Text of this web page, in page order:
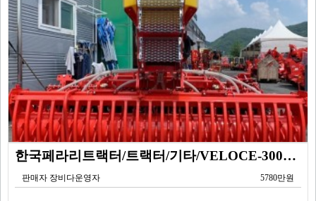
한국페라리트랙터/트랙터/기타/VELOCE-300PS500M2E/2022년식
판매자 장비다운영자 5780만원